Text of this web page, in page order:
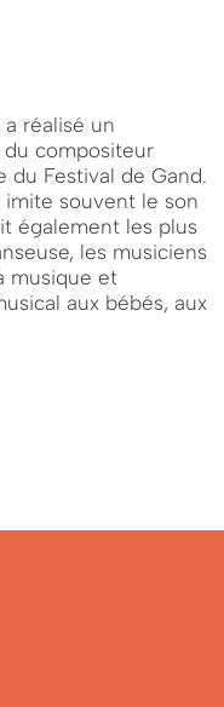
réalisé un
du compositeur
du Festival de Gand.
imite souvent le son
également les plus
les musiciens
musique et
aux bébés, aux